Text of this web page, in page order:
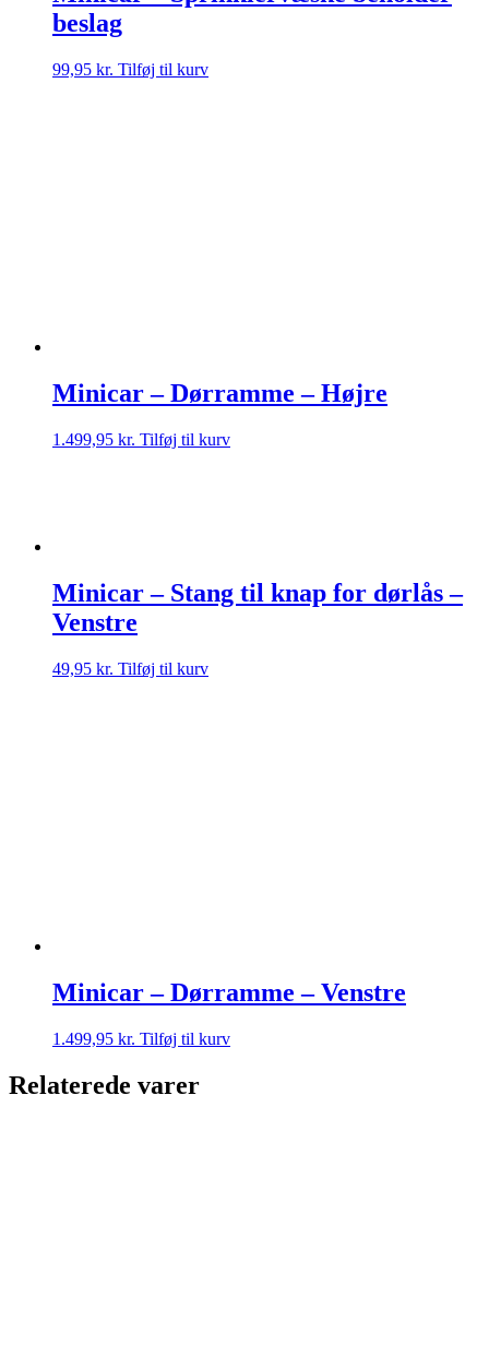
beslag
99,95 kr. Tilføj til kurv
Minicar – Dørramme – Højre
1.499,95 kr. Tilføj til kurv
Minicar – Stang til knap for dørlås –
Venstre
49,95 kr. Tilføj til kurv
Minicar – Dørramme – Venstre
1.499,95 kr. Tilføj til kurv
Relaterede varer